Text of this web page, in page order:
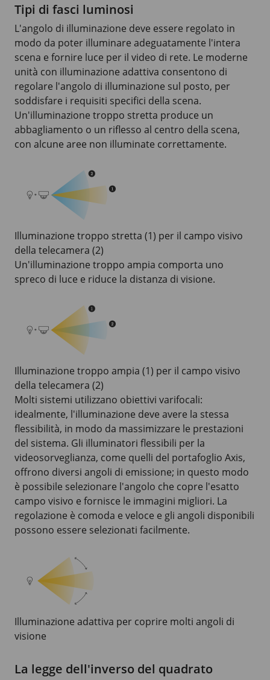
Tipi di fasci luminosi
L'angolo di illuminazione deve essere regolato in
modo da poter illuminare adeguatamente l'intera
scena e fornire luce per il video di rete. Le moderne
unità con illuminazione adattiva consentono di
regolare l'angolo di illuminazione sul posto, per
soddisfare i requisiti specifici della scena.
Un'illuminazione troppo stretta produce un
abbagliamento o un riflesso al centro della scena,
con alcune aree non illuminate correttamente.
Illuminazione troppo stretta (1) per il campo visivo
della telecamera (2)
Un'illuminazione troppo ampia comporta uno
spreco di luce e riduce la distanza di visione.
Illuminazione troppo ampia (1) per il campo visivo
della telecamera (2)
Molti sistemi utilizzano obiettivi varifocali:
idealmente, l'illuminazione deve avere la stessa
flessibilità, in modo da massimizzare le prestazioni
del sistema. Gli illuminatori flessibili per la
videosorveglianza, come quelli del portafoglio Axis,
offrono diversi angoli di emissione; in questo modo
è possibile selezionare l'angolo che copre l'esatto
campo visivo e fornisce le immagini migliori. La
regolazione è comoda e veloce e gli angoli disponibili
possono essere selezionati facilmente.
Illuminazione adattiva per coprire molti angoli di
visione
La legge dell'inverso del quadrato